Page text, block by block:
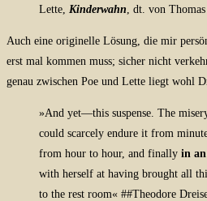
Lette, Kinderwahn , dt. von
Auch eine originelle Lösung, die mir
erst mal kommen muss; sicher nicht
genau zwischen Poe und Lette liegt wohl
»And yet—this suspense. The
could scarcely endure it from
from hour to hour, and finally in
with herself at having brought all
to the rest room« ##Theodore